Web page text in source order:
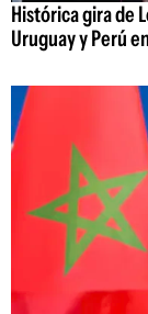
Histórica gira de
Uruguay y Perú